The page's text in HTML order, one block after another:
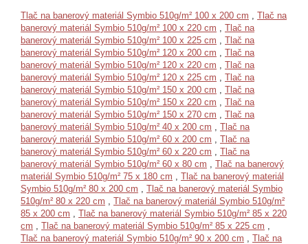
Tlač na banerový materiál Symbio 510g/m² 100 x 200 cm
Tlač na
banerový materiál Symbio 510g/m² 100 x 220 cm
Tlač na
banerový materiál Symbio 510g/m² 100 x 225 cm
Tlač na
banerový materiál Symbio 510g/m² 120 x 200 cm
Tlač na
banerový materiál Symbio 510g/m² 120 x 220 cm
Tlač na
banerový materiál Symbio 510g/m² 120 x 225 cm
Tlač na
banerový materiál Symbio 510g/m² 150 x 200 cm
Tlač na
banerový materiál Symbio 510g/m² 150 x 220 cm
Tlač na
banerový materiál Symbio 510g/m² 150 x 270 cm
Tlač na
banerový materiál Symbio 510g/m² 40 x 200 cm
Tlač na
banerový materiál Symbio 510g/m² 60 x 200 cm
Tlač na
banerový materiál Symbio 510g/m² 60 x 220 cm
Tlač na
banerový materiál Symbio 510g/m² 60 x 80 cm
Tlač na banerový
materiál Symbio 510g/m² 75 x 180 cm
Tlač na banerový materiál
Symbio 510g/m² 80 x 200 cm
Tlač na banerový materiál Symbio
510g/m² 80 x 220 cm
Tlač na banerový materiál Symbio 510g/m²
85 x 200 cm
Tlač na banerový materiál Symbio 510g/m² 85 x 220
cm
Tlač na banerový materiál Symbio 510g/m² 85 x 225 cm
Tlač na banerový materiál Symbio 510g/m² 90 x 200 cm
Tlač na